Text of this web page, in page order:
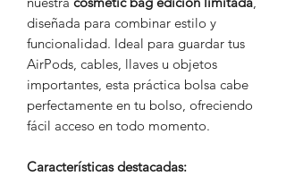
diseñada para combinar estilo y
funcionalidad. Ideal para guardar tus
AirPods, cables, llaves u objetos
importantes, esta práctica bolsa cabe
perfectamente en tu bolso, ofreciendo
fácil acceso en todo momento.
Características destacadas: